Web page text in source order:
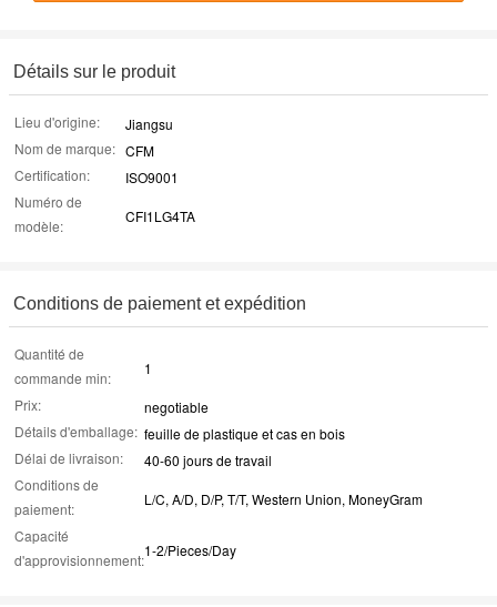
Détails sur le produit
Lieu d'origine:
Jiangsu
Nom de marque: CFM
Certification:
ISO9001
Numéro de
modèle:
CFI1LG4TA
Conditions de paiement et expédition
Quantité de
commande min:
1
Prix:
negotiable
Détails d'emballage: feuille de plastique et cas en bois
Délai de livraison:
40-60 jours de travail
Conditions de
paiement:
L/C, A/D, D/P, T/T, Western Union, MoneyGram
Capacité
d'approvisionnement:
1-2/Pieces/Day